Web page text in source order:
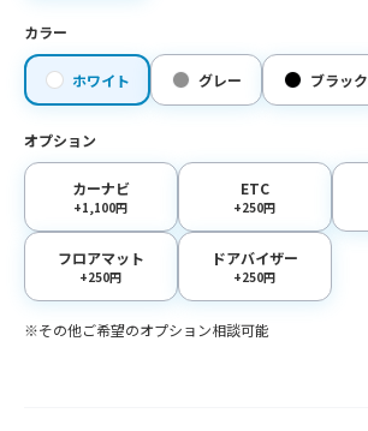
カラー
ホワイト グレー ブラック
オプション
カーナビ
+1,100円
ETC
+250円
フロアマット
+250円
ドアバイザー
+250円
※その他ご希望のオプション相談可能